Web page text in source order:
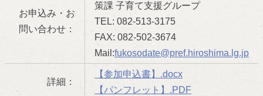
お申込み・お
問い合わせ：
策課 子育て支援グループ
TEL: 082-513-3175
FAX: 082-502-3674
Mail:fukosodate@pref.hiroshima.lg.jp
詳細：
【参加申込書】.docx
【パンフレット】.PDF